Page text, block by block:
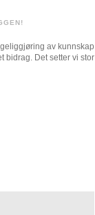
av kunnskap
bidrag. Det setter vi stor